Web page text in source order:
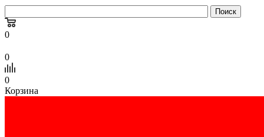
0
0
0
Корзина